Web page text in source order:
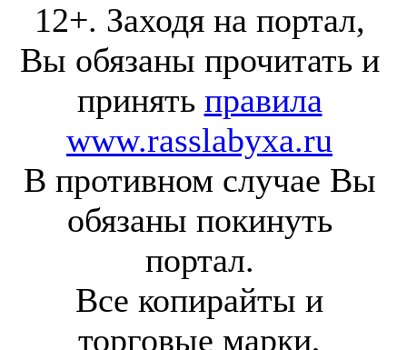
12+. Заходя на портал,
Вы обязаны прочитать и
принять правила
www.rasslabyxa.ru
В противном случае Вы
обязаны покинуть
портал.
Все копирайты и
торговые марки,